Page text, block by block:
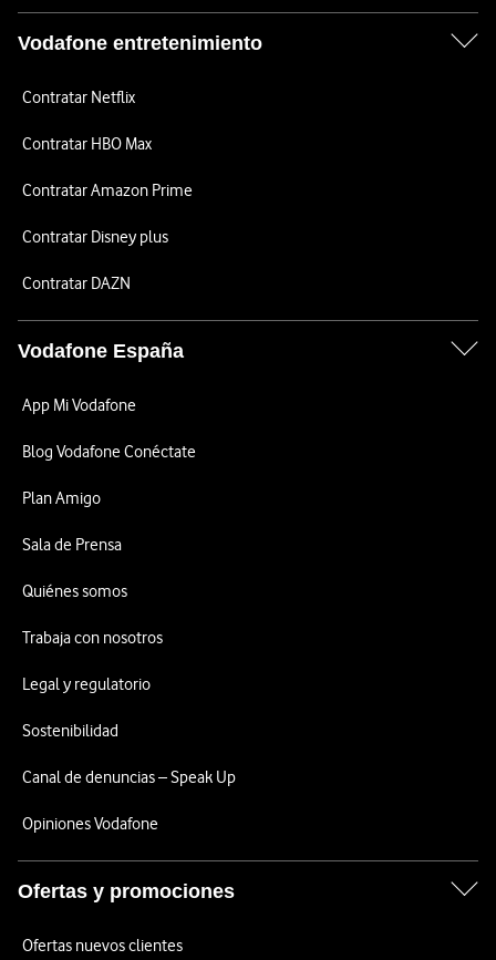
Vodafone entretenimiento
Contratar Netflix
Contratar HBO Max
Contratar Amazon Prime
Contratar Disney plus
Contratar DAZN
Vodafone España
App Mi Vodafone
Blog Vodafone Conéctate
Plan Amigo
Sala de Prensa
Quiénes somos
Trabaja con nosotros
Legal y regulatorio
Sostenibilidad
Canal de denuncias – Speak Up
Opiniones Vodafone
Ofertas y promociones
Ofertas nuevos clientes